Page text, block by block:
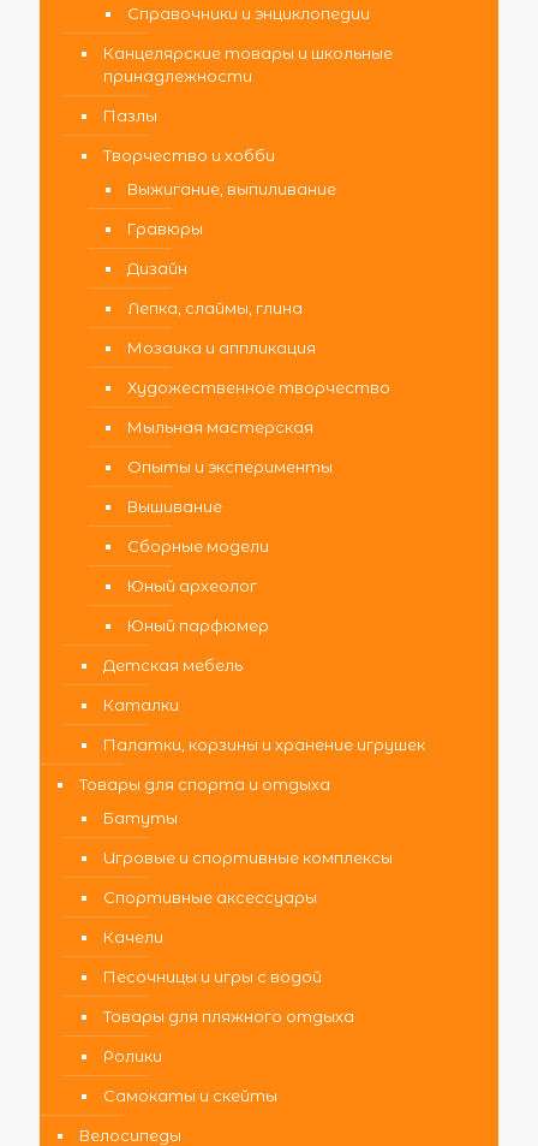
Справочники и энциклопедии
Канцелярские товары и школьные
принадлежности
Пазлы
Творчество и хобби
Выжигание, выпиливание
Гравюры
Дизайн
Лепка, слаймы, глина
Мозаика и аппликация
Художественное творчество
Мыльная мастерская
Опыты и эксперименты
Вышивание
Сборные модели
Юный археолог
Юный парфюмер
Детская мебель
Каталки
Палатки, корзины и хранение игрушек
Товары для спорта и отдыха
Батуты
Игровые и спортивные комплексы
Спортивные аксессуары
Качели
Песочницы и игры с водой
Товары для пляжного отдыха
Ролики
Самокаты и скейты
Велосипеды